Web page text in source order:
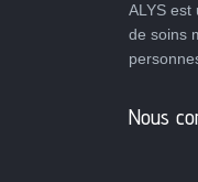
ALYS est
de soins
Nous